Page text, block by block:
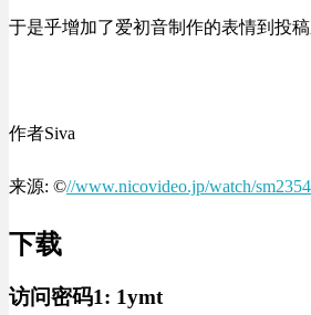
于是乎增加了爱初音制作的表情到投
作者Siva
来源: ©//www.nicovideo.jp/watch/
下载
访问密码1: 1ymt